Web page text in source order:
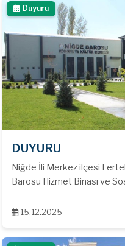
Duyuru
DUYURU
Niğde İli Merkez ilçesi
Barosu Hizmet Binası ve
vasfına haiz taşınmaz “
isteyenlerin 25 Aralık 2025
15.12.2025